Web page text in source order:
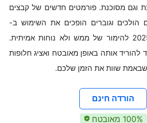
וגם מסוכנת. פורמטים חדשים של קבצים
הולכים וגוברים הופכים את השימוש ב-
Word 2003 בשנת 2025 להימור של ממש ולא נוחות אמיתית.
להוריד אותה באופן מאובטח ואציג חלופות
שבאמת שוות את הזמן שלכם.
הורדה חינם
100% מאובטח